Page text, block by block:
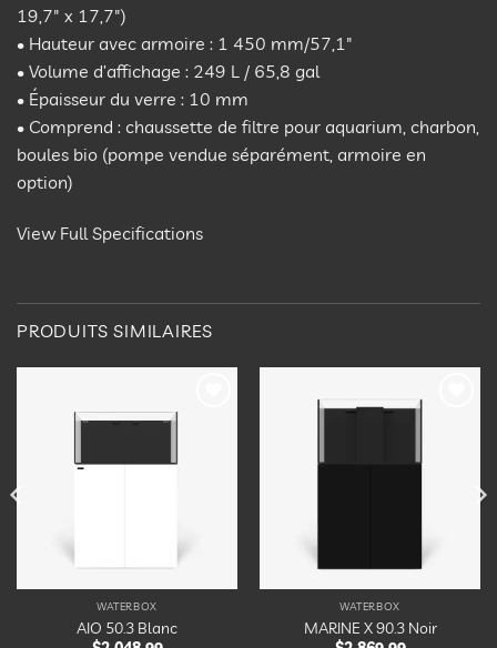
19,7″ x 17,7″)
• Hauteur avec armoire : 1 450 mm/57,1″
• Volume d’affichage : 249 L / 65,8 gal
• Épaisseur du verre : 10 mm
• Comprend : chaussette de filtre pour aquarium, charbon,
boules bio (pompe vendue séparément, armoire en
option)
View Full Specifications
PRODUITS SIMILAIRES
WATERBOX
AIO 50.3 Blanc
WATERBOX
MARINE X 90.3 Noir